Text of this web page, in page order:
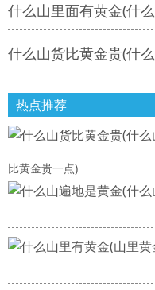
什么山里面有黄金(什
什么山货比黄金贵(什
热点推荐
比黄金贵一点)